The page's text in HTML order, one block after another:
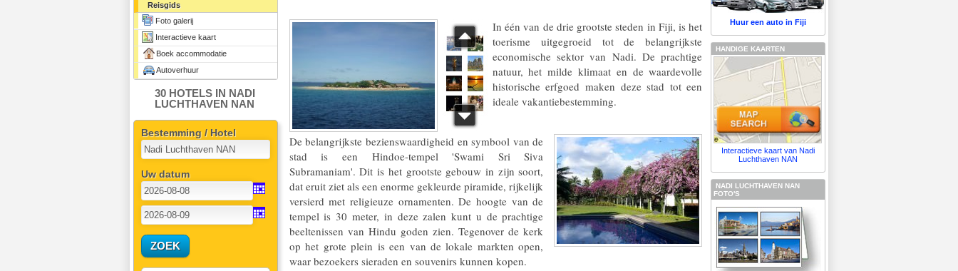
Reisgids
Foto galerij
Interactieve kaart
Boek accommodatie
Autoverhuur
30 HOTELS IN NADI
LUCHTHAVEN NAN
Bestemming / Hotel
Uw datum
In één van de drie grootste steden in Fiji, is het
toerisme uitgegroeid tot de belangrijkste
economische sektor van Nadi. De prachtige
natuur, het milde klimaat en de waardevolle
historische erfgoed maken deze stad tot een
ideale vakantiebestemming.
De belangrijkste bezienswaardigheid en symbool van de
stad is een Hindoe-tempel 'Swami Sri Siva
Subramaniam'. Dit is het grootste gebouw in zijn soort,
dat eruit ziet als een enorme gekleurde piramide, rijkelijk
versierd met religieuze ornamenten. De hoogte van de
tempel is 30 meter, in deze zalen kunt u de prachtige
beeltenissen van Hindu goden zien. Tegenover de kerk
op het grote plein is een van de lokale markten open,
waar bezoekers sieraden en souvenirs kunnen kopen.
Huur een auto in Fiji
HANDIGE KAARTEN
Interactieve kaart van Nadi
Luchthaven NAN
NADI LUCHTHAVEN NAN
FOTO'S